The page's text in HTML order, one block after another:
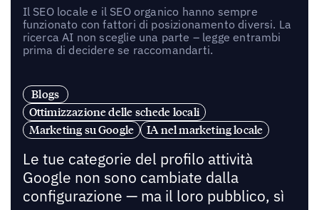
Il SEO locale e il SEO organico hanno sempre
funzionato con fattori di posizionamento diversi. La
ricerca AI non sceglie una parte – legge entrambi
prima di decidere se raccomandarti.
Blogs
Ottimizzazione delle schede locali
Marketing su Google
IA nel marketing locale
Le tue categorie del profilo attività
Google non sono cambiate dalla
configurazione — ma il loro pubblico, sì